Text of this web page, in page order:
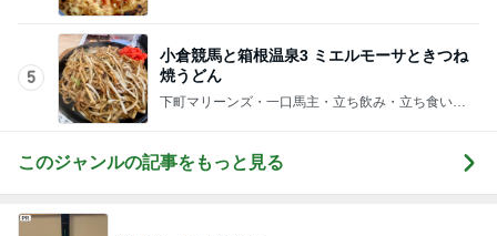
5
小倉競馬と箱根温泉3 ミエルモーサときつね
焼うどん
下町マリーンズ・一口馬主・立ち飲み・立ち食いそ
このジャンルの記事をもっと見る